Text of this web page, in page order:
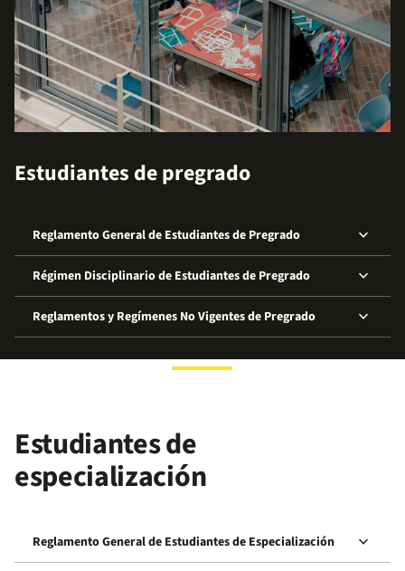
Estudiantes de pregrado
Reglamento General de Estudiantes de Pregrado keyboard_arrow_down
Régimen Disciplinario de Estudiantes de Pregrado keyboard_arrow_down
Reglamentos y Regímenes No Vigentes de Pregrado keyboard_arrow_down
Estudiantes de
especialización
Reglamento General de Estudiantes de Especialización keyboard_arrow_down